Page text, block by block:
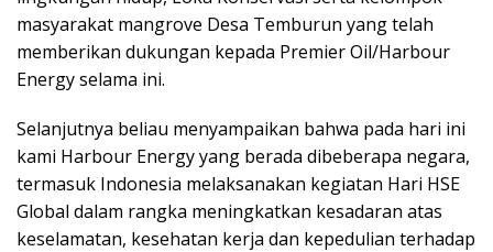
masyarakat mangrove Desa Temburun yang telah
memberikan dukungan kepada Premier Oil/Harbour
Energy selama ini.
Selanjutnya beliau menyampaikan bahwa pada hari ini
kami Harbour Energy yang berada dibeberapa negara,
termasuk Indonesia melaksanakan kegiatan Hari HSE
Global dalam rangka meningkatkan kesadaran atas
keselamatan, kesehatan kerja dan kepedulian terhadap